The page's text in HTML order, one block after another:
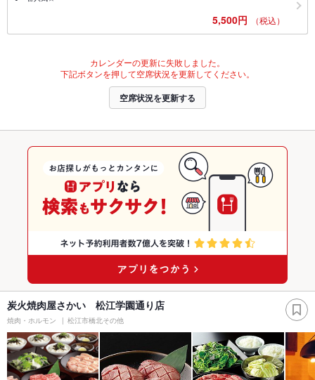
5,500円 （税込）
カレンダーの更新に失敗しました。
下記ボタンを押して空席状況を更新してください。
空席状況を更新する
炭火焼肉屋さかい 松江学園通り店
焼肉・ホルモン 松江市橋北その他